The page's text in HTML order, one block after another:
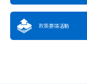
政策要請活動